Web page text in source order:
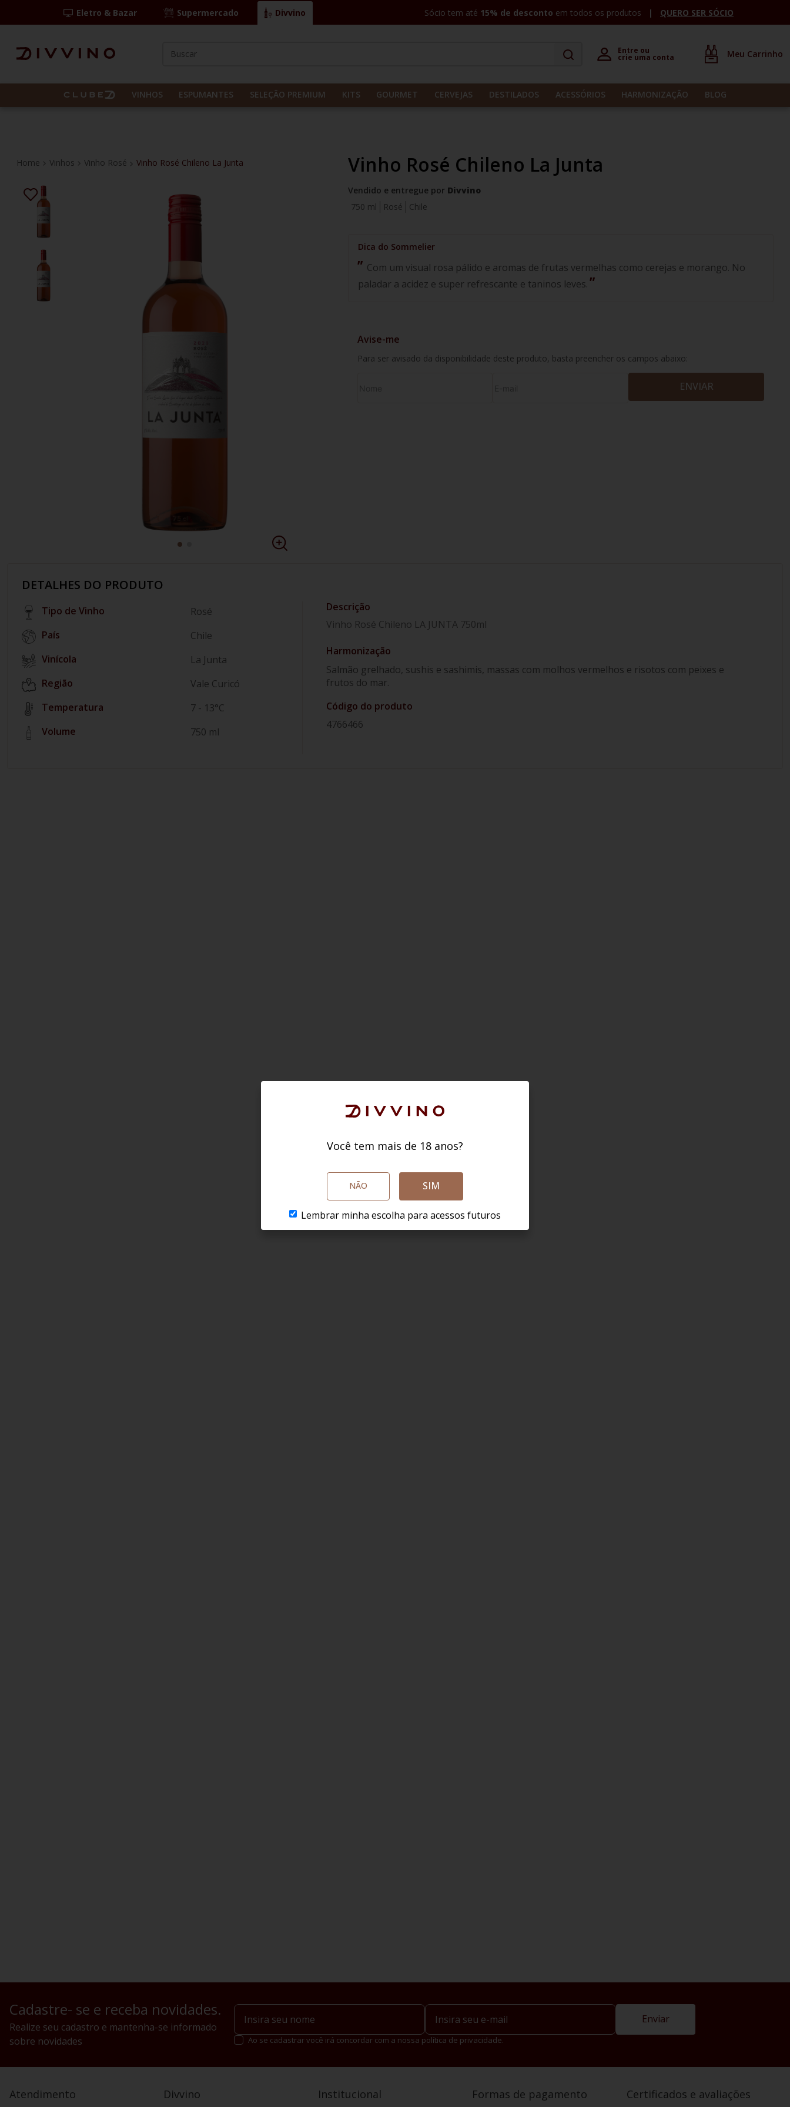
Eletro & Bazar Supermercado Divvino Sócio tem até 15% de desconto em todos os produtos QUERO SER SÓCIO
º las camelias
6º kit
pinot noir
10º cordero
Entre ou
crie uma conta
VINHOS ESPUMANTES SELEÇÃO PREMIUM KITS GOURMET CERVEJAS DESTILADOS ACESSÓRIOS HARMONIZAÇÃO BLOG
Vinhos Vinho Rosé Vinho Rosé Chileno La Junta Vinho Rosé Chileno La Junta
Vendido e entregue por Divvino
Rosé
Chile
750 ml
Com um visual rosa pálido e aromas de frutas vermelhas como cerejas e morango. No
paladar a acidez e super refrescante e taninos leves.
Avise-me
Para ser avisado da disponibilidade deste produto, basta preencher os campos abaixo:
ENVIAR
DETALHES DO PRODUTO
Tipo de Vinho
Rosé
País
Chile
Vinícola
La Junta
Região
Vale Curicó
Temperatura
7 - 13°C
Volume
750 ml
Vinho Rosé Chileno LA JUNTA 750ml
Harmonização
Salmão grelhado, sushis e sashimis, massas com molhos vermelhos e risotos com peixes e
frutos do mar.
Código do produto
4766466
Cadastre- se e receba novidades.
Realize seu cadastro e mantenha-se informado
sobre novidades
Enviar
Ao se cadastrar você irá concordar com a nossa política de privacidade.
Atendimento Divvino Institucional Formas de pagamento Certificados e avaliações
Você tem mais de 18 anos?
NÃO SIM
Lembrar minha escolha para acessos futuros